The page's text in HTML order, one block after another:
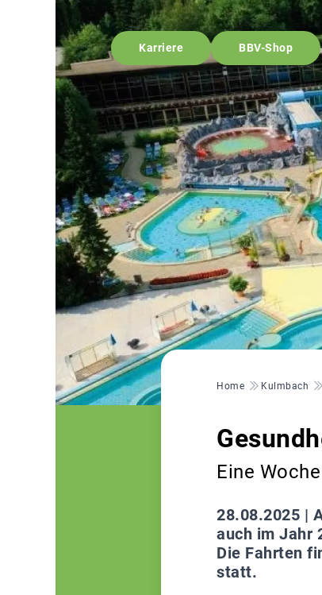
Karriere BBV-Shop
Pfadnavigation
Home Kulmbach
Eine
28.08.2025 |
auch im Jahr
Die Fahrten
statt.